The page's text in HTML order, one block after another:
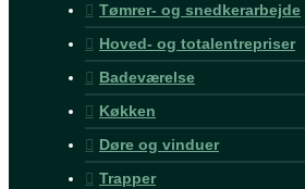
Tømrer- og snedkerarbejde
Hoved- og totalentrepriser
Badeværelse
Køkken
Døre og vinduer
Trapper